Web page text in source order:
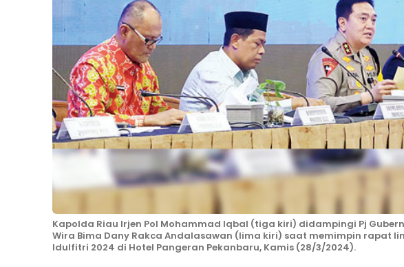
Kapolda Riau Irjen Pol Mohammad Iqbal (tiga kiri) didampingi Pj
Wira Bima Dany Rakca Andalasawan (lima kiri) saat memimpin rapat
Idulfitri 2024 di Hotel Pangeran Pekanbaru, Kamis (28/3/2024).